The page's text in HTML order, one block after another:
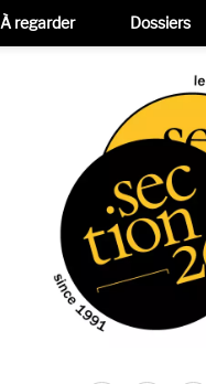
À regarder Dossiers